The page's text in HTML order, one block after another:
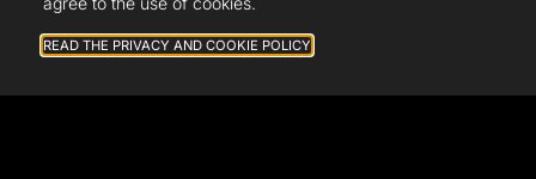
READ THE PRIVACY AND COOKIE POLICY